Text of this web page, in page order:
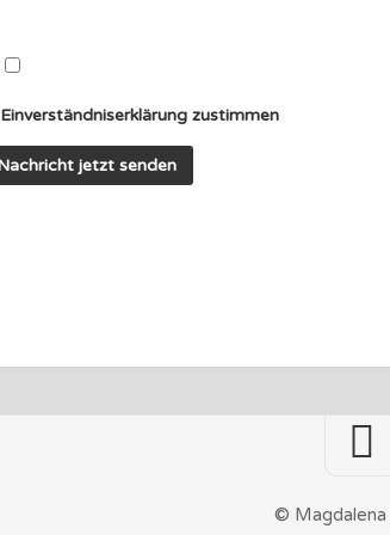
Einverständniserklärung zustimmen
© Magdalena